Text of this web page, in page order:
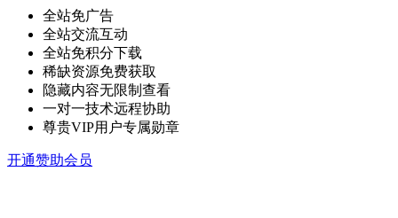
全站免广告
全站交流互动
全站免积分下载
稀缺资源免费获取
隐藏内容无限制查看
一对一技术远程协助
尊贵VIP用户专属勋章
开通赞助会员